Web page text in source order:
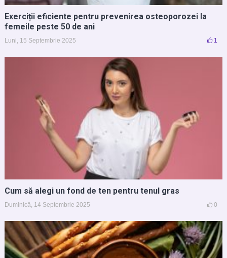
Exerciții eficiente pentru prevenirea osteoporozei la
femeile peste 50 de ani
Luni, 15 Septembrie 2025 1
Cum să alegi un fond de ten pentru tenul gras
Duminică, 14 Septembrie 2025 0